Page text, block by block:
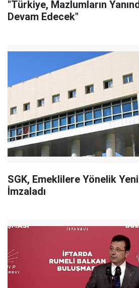
"Türkiye, Mazlumların
Devam Edecek"
SGK, Emeklilere Yönelik
İmzaladı